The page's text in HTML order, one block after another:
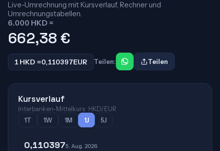
Live-Umrechnung mit Kursverlauf, Rechner und
Umrechnungstabellen.
6.000 HKD =
662,38 €
1 HKD =0,110397EUR Teilen: Teilen
Kursverlauf
Interbanken-Mittelkurs · HKD/EUR
1T
1W 1M 1J 5J
0,1103975. Aug. 2026